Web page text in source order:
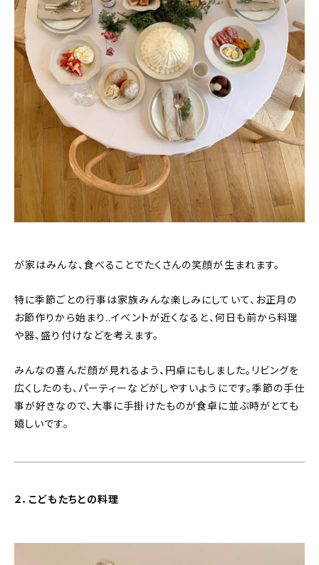
人気の記事
おすすめの記事
インテリア
日用品
ギフト
About
会社概要
プライバシーポリシー
お問い合わせ
が家はみんな、食べることでたくさんの笑顔が生まれます。
特に季節ごとの行事は家族みんな楽しみにしていて、お正月の
お節作りから始まり..イベントが近くなると、何日も前から料理
や器、盛り付けなどを考えます。
みんなの喜んだ顔が見れるよう、円卓にもしました。リビングを
広くしたのも、パーティーなどがしやすいようにです。季節の手仕
事が好きなので、大事に手掛けたものが食卓に並ぶ時がとても
嬉しいです。
２．こどもたちとの料理